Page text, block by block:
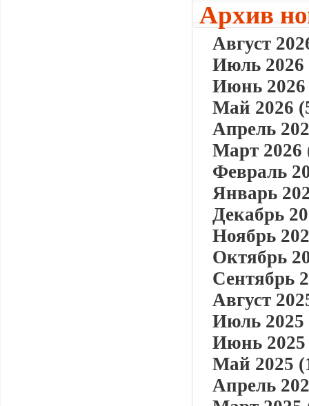
Архив
Август
Июль 2026
Июнь 2026
Май 2026
Апрель
Март 2026
Февраль
Январь
Декабрь
Ноябрь
Октябрь
Сентябрь
Август
Июль 2025
Июнь 2025
Май 2025
Апрель